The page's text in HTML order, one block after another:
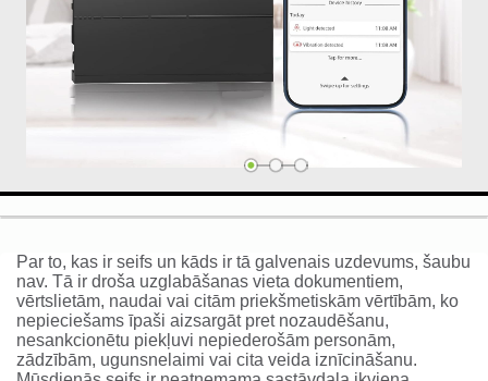
Par to, kas ir seifs un kāds ir tā galvenais uzdevums, šaubu
nav. Tā ir droša uzglabāšanas vieta dokumentiem,
vērtslietām, naudai vai citām priekšmetiskām vērtībām, ko
nepieciešams īpaši aizsargāt pret nozaudēšanu,
nesankcionētu piekļuvi nepiederošām personām,
zādzībām, ugunsnelaimi vai cita veida iznīcināšanu.
Atslēgu seifi (7)
Naudas kastes un depozīta seifi
Naudas glabātuves un bruņu
durvis (0)
Ielogoties
Reģistrēties